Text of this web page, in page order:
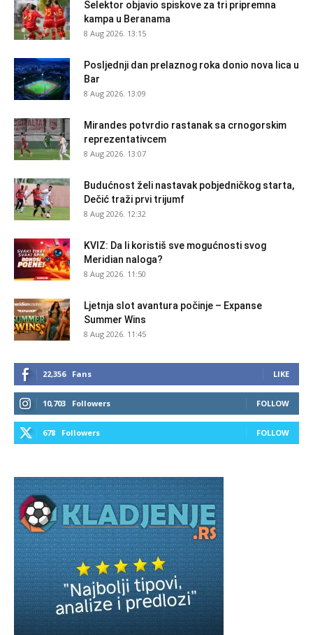
Selektor objavio spiskove za tri pripremna
kampa u Beranama
8 Aug 2026. 13:15
Posljednji dan prelaznog roka donio nova lica u
Bar
8 Aug 2026. 13:09
Mirandes potvrdio rastanak sa crnogorskim
reprezentativcem
8 Aug 2026. 13:07
Budućnost želi nastavak pobjedničkog starta,
Dečić traži prvi trijumf
8 Aug 2026. 12:32
KVIZ: Da li koristiš sve mogućnosti svog
Meridian naloga?
8 Aug 2026. 11:50
Ljetnja slot avantura počinje – Expanse
Summer Wins
8 Aug 2026. 11:45
22,356 Fans LIKE
10,703 Followers FOLLOW
678 Followers FOLLOW